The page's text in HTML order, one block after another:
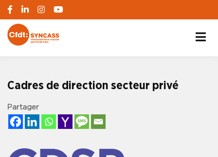
Cadres de direction secteur privé
Partager